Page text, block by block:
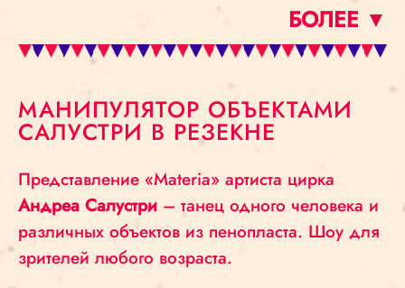
БОЛЕЕ ▼
МАНИПУЛЯТОР ОБЪЕКТАМИ
САЛУСТРИ В РЕЗЕКНЕ
Представление «Materia» артиста цирка
Андреа Салустри – танец одного человека и
различных объектов из пеноплаcта. Шоу для
зрителей любого возраста.